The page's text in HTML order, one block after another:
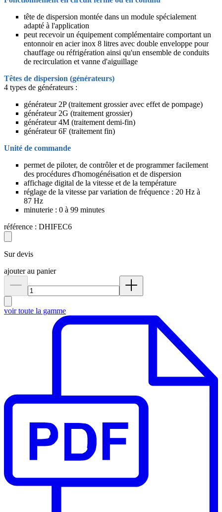
tête de dispersion montée dans un module spécialement
adapté à l'application
peut recevoir un équipement complémentaire comportant un
entonnoir en acier inox 8 litres avec double enveloppe pour
chauffage ou réfrigération ainsi qu'un ensemble de conduits
de recirculation et vanne d'aiguillage
Têtes de dispersion (générateurs)
4 types de générateurs :
générateur 2P (traitement grossier avec effet de pompage)
générateur 2G (traitement grossier)
générateur 4M (traitement demi-fin)
générateur 6F (traitement fin)
Unité de commande
permet de piloter, de contrôler et de programmer facilement
des procédures d'homogénéisation et de dispersion
affichage digital de la vitesse et de la température
réglage de la vitesse par variation de fréquence : 20 Hz à
87 Hz
minuterie : 0 à 99 minutes
référence : DHIFEC6
Sur devis
ajouter au panier
voir toute la gamme